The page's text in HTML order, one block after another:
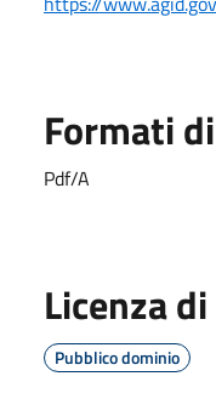
Formati
Pdf/A
Licenza
Pubblico dominio